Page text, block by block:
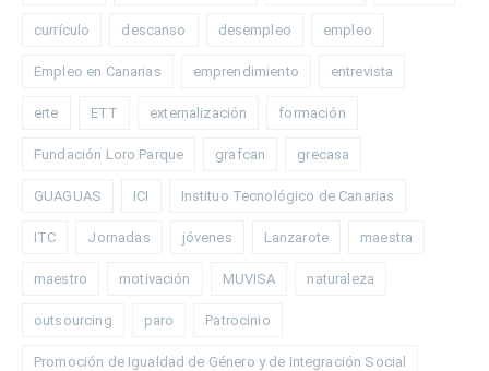
currículo descanso desempleo empleo
Empleo en Canarias emprendimiento entrevista
erte ETT externalización formación
Fundación Loro Parque grafcan grecasa
GUAGUAS ICI Instituo Tecnológico de Canarias
ITC Jornadas jóvenes Lanzarote maestra
maestro motivación MUVISA naturaleza
outsourcing paro Patrocinio
Promoción de Igualdad de Género y de Integración Social